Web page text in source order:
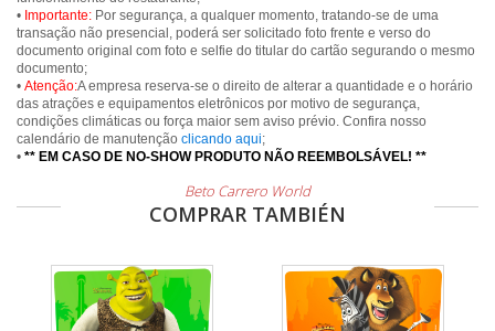
• Importante: Por segurança, a qualquer momento, tratando-se de uma
transação não presencial, poderá ser solicitado foto frente e verso do
documento original com foto e selfie do titular do cartão segurando o mesmo
documento;
• Atenção:A empresa reserva-se o direito de alterar a quantidade e o horário
das atrações e equipamentos eletrônicos por motivo de segurança,
condições climáticas ou força maior sem aviso prévio. Confira nosso
calendário de manutenção clicando aqui;
• ** EM CASO DE NO-SHOW PRODUTO NÃO REEMBOLSÁVEL! **
Beto Carrero World
COMPRAR TAMBIÉN